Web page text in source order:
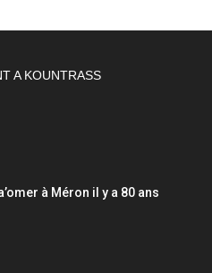
A KOUNTRASS
à Méron il y a 80 ans